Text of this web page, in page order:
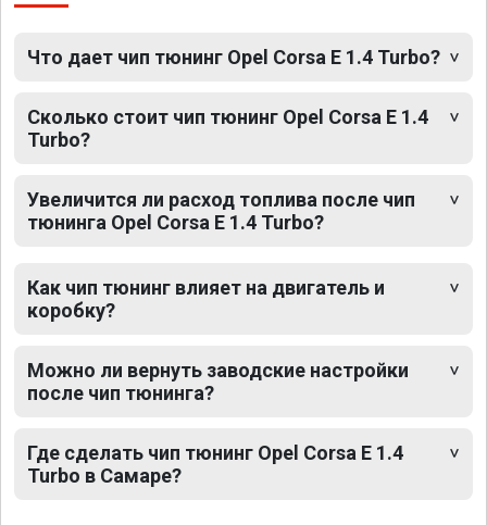
Что дает чип тюнинг Opel Corsa E 1.4 Turbo?
Сколько стоит чип тюнинг Opel Corsa E 1.4
Turbo?
Увеличится ли расход топлива после чип
тюнинга Opel Corsa E 1.4 Turbo?
Как чип тюнинг влияет на двигатель и
коробку?
Можно ли вернуть заводские настройки
после чип тюнинга?
Где сделать чип тюнинг Opel Corsa E 1.4
Turbo в Самаре?